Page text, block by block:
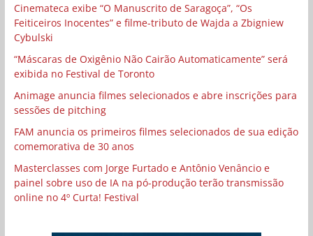
Cinemateca exibe “O Manuscrito de Saragoça”, “Os
Feiticeiros Inocentes” e filme-tributo de Wajda a Zbigniew
Cybulski
“Máscaras de Oxigênio Não Cairão Automaticamente” será
exibida no Festival de Toronto
Animage anuncia filmes selecionados e abre inscrições para
sessões de pitching
FAM anuncia os primeiros filmes selecionados de sua edição
comemorativa de 30 anos
Masterclasses com Jorge Furtado e Antônio Venâncio e
painel sobre uso de IA na pó-produção terão transmissão
online no 4º Curta! Festival